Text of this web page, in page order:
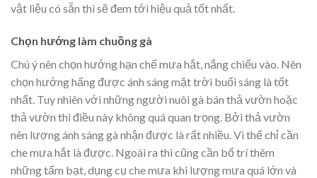
vật liệu có sẵn thì sẽ đem tới hiệu quả tốt nhất.
Chọn hướng làm chuồng gà
Chú ý nên chọn hướng hạn chế mưa hắt, nắng chiếu vào. Nên
chọn hướng hấng được ánh sáng mặt trời buổi sáng là tốt
nhất. Tuy nhiên với những người nuôi gà bán thả vườn hoặc
thả vườn thì điều này không quá quan trọng. Bởi thả vườn
nên lượng ánh sáng gà nhận được là rất nhiều. Vì thế chỉ cần
che mưa hắt là được. Ngoài ra thì cũng cần bố trí thêm
những tấm bạt, dụng cụ che mưa khi lượng mưa quá lớn và